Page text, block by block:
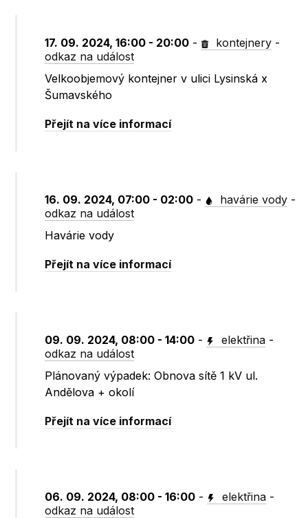
17. 09. 2024, 16:00 - 20:00 - kontejnery -
odkaz na událost
Velkoobjemový kontejner v ulici Lysinská x
Šumavského
Přejít na více informací
16. 09. 2024, 07:00 - 02:00 - havárie vody -
odkaz na událost
Havárie vody
Přejít na více informací
09. 09. 2024, 08:00 - 14:00 - elektřina -
odkaz na událost
Plánovaný výpadek: Obnova sítě 1 kV ul.
Andělova + okolí
Přejít na více informací
06. 09. 2024, 08:00 - 16:00 - elektřina -
odkaz na událost